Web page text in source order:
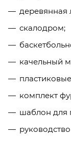
деревянная
скалодром;
качельный
комплект
шаблон для